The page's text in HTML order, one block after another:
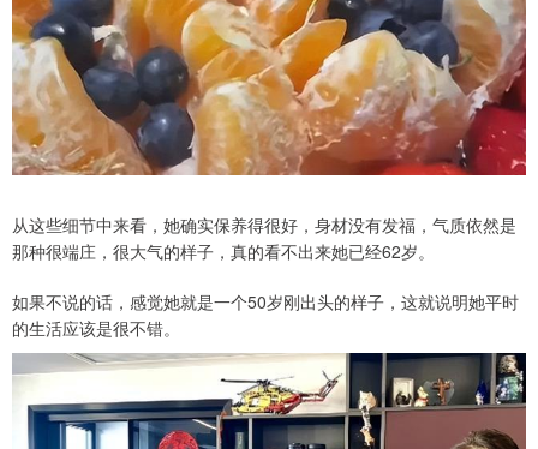
从这些细节中来看，她确实保养得很好，身材没有发福，气质依然是
那种很端庄，很大气的样子，真的看不出来她已经62岁。
如果不说的话，感觉她就是一个50岁刚出头的样子，这就说明她平时
的生活应该是很不错。